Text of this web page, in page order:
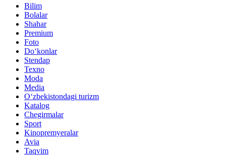
Bilim
Bolalar
Shahar
Premium
Foto
Do‘konlar
Stendap
Texno
Moda
Media
O‘zbekistondagi turizm
Katalog
Chegirmalar
Sport
Kinopremyeralar
Avia
Taqvim